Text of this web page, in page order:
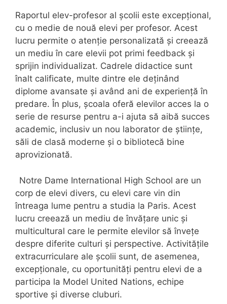
Raportul elev-profesor al școlii este excepțional,
cu o medie de nouă elevi per profesor. Acest
lucru permite o atenție personalizată și creează
un mediu în care elevii pot primi feedback și
sprijin individualizat. Cadrele didactice sunt
înalt calificate, multe dintre ele deținând
diplome avansate și având ani de experiență în
predare. În plus, școala oferă elevilor acces la o
serie de resurse pentru a-i ajuta să aibă succes
academic, inclusiv un nou laborator de științe,
săli de clasă moderne și o bibliotecă bine
aprovizionată.
Notre Dame International High School are un
corp de elevi divers, cu elevi care vin din
întreaga lume pentru a studia la Paris. Acest
lucru creează un mediu de învățare unic și
multicultural care le permite elevilor să învețe
despre diferite culturi și perspective. Activitățile
extracurriculare ale școlii sunt, de asemenea,
excepționale, cu oportunități pentru elevi de a
participa la Model United Nations, echipe
sportive și diverse cluburi.